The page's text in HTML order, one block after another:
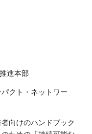
進本部
クト・ネットワー
向けのハンドブック